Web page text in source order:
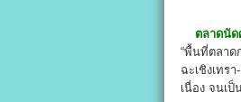
ตลาดนั
“พื้นที่ตลาด
ฉะเชิงเทร
เนื่อง จนเ